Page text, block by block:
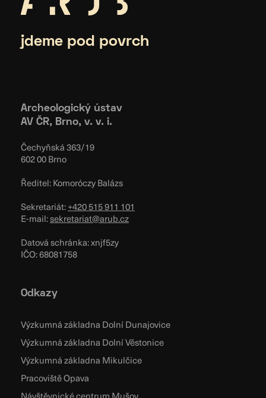
jdeme pod povrch
Archeologický ústav
AV ČR, Brno, v. v. i.
Čechyňská 363/19
602 00 Brno
Ředitel: Komoróczy Balázs
Sekretariát:+420 515 911 101
E-mail:sekretariat@arub.cz
Datová schránka: xnjf5zy
IČO: 68081758
Odkazy
Výzkumná základna Dolní Dunajovice
Výzkumná základna Dolní Věstonice
Výzkumná základna Mikulčice
Pracoviště Opava